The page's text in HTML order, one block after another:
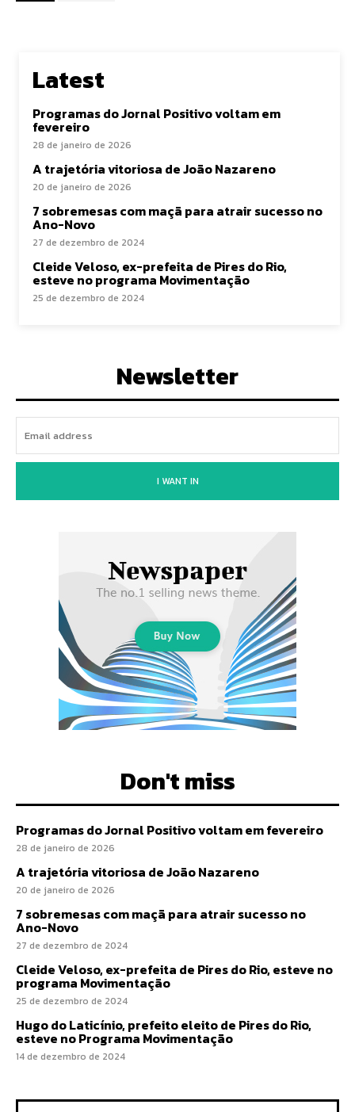
Latest
Programas do Jornal Positivo voltam em
fevereiro
28 de janeiro de 2026
A trajetória vitoriosa de João Nazareno
20 de janeiro de 2026
7 sobremesas com maçã para atrair sucesso no
Ano-Novo
27 de dezembro de 2024
Cleide Veloso, ex-prefeita de Pires do Rio,
esteve no programa Movimentação
25 de dezembro de 2024
Newsletter
I WANT IN
Don't miss
Programas do Jornal Positivo voltam em fevereiro
28 de janeiro de 2026
A trajetória vitoriosa de João Nazareno
20 de janeiro de 2026
7 sobremesas com maçã para atrair sucesso no
Ano-Novo
27 de dezembro de 2024
Cleide Veloso, ex-prefeita de Pires do Rio, esteve no
programa Movimentação
25 de dezembro de 2024
Hugo do Laticínio, prefeito eleito de Pires do Rio,
esteve no Programa Movimentação
14 de dezembro de 2024